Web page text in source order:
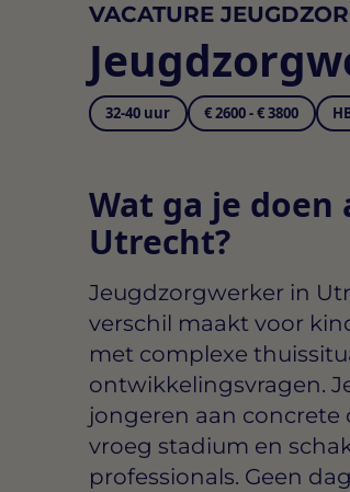
VACATURE
32-40 uur € 2600 - € 3800
Wat ga je doen
Utrecht?
Jeugdzorgwerker in
verschil maakt voor
met complexe
ontwikkelingsvragen.
jongeren aan concrete
vroeg stadium en
professionals. Geen